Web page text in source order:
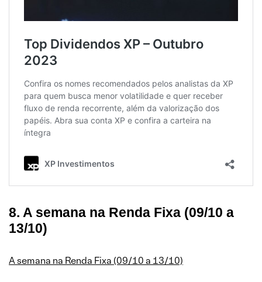
8. A semana na Renda Fixa (09/10 a
13/10)
A semana na Renda Fixa (09/10 a 13/10)